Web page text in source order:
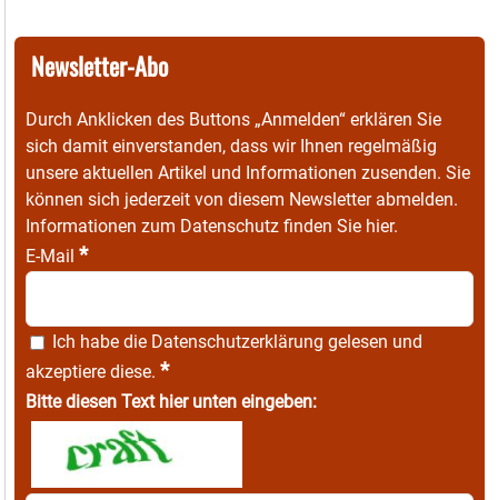
Newsletter-Abo
Durch Anklicken des Buttons „Anmelden“ erklären Sie
sich damit einverstanden, dass wir Ihnen regelmäßig
unsere aktuellen Artikel und Informationen zusenden. Sie
können sich jederzeit von diesem Newsletter abmelden.
Informationen zum Datenschutz finden Sie hier.
E-Mail *
Ich habe die Datenschutzerklärung gelesen und
akzeptiere diese. *
Bitte diesen Text hier unten eingeben: